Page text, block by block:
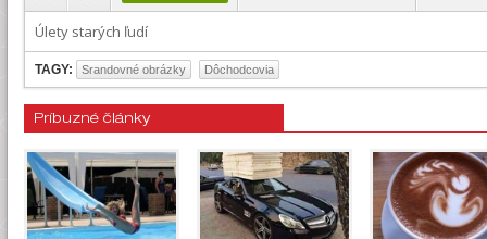
Úlety starých ľudí
TAGY: Srandovné obrázky Dôchodcovia
Príbuzné články